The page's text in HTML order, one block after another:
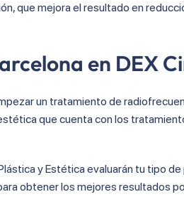
que mejora el resultado en
en DEX
un tratamiento de
que cuenta con los
y Estética evaluarán tu tipo
obtener los mejores resultados